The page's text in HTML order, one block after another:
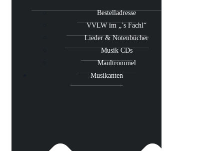
Bestelladresse
VVLW im „’s Fachl“
Lieder & Notenbücher
Musik CDs
Maultrommel
Musikanten